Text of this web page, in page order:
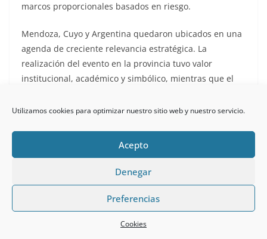
Utilizamos cookies para optimizar nuestro sitio web y nuestro servicio.
Acepto
Denegar
Preferencias
Cookies
marcos proporcionales basados en riesgo.
Mendoza, Cuyo y Argentina quedaron ubicados en una
agenda de creciente relevancia estratégica. La
realización del evento en la provincia tuvo valor
institucional, académico y simbólico, mientras que el
mostró capacidades nacionales y regionales con
capacidades sostenidas, formación de cuadros,
cooperación estable, cultura del reporte, marcos
normativos modernos y preparación permanente.
Desde una apreciación personal, la principal
enseñanza que deja la White Hat Conference es que,